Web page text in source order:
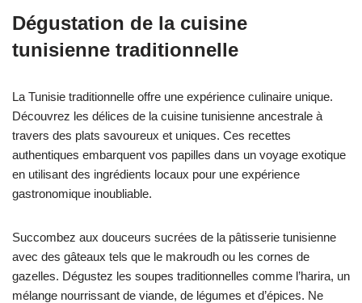
Dégustation de la cuisine
tunisienne traditionnelle
La Tunisie traditionnelle offre une expérience culinaire unique.
Découvrez les délices de la cuisine tunisienne ancestrale à
travers des plats savoureux et uniques. Ces recettes
authentiques embarquent vos papilles dans un voyage exotique
en utilisant des ingrédients locaux pour une expérience
gastronomique inoubliable.
Succombez aux douceurs sucrées de la pâtisserie tunisienne
avec des gâteaux tels que le makroudh ou les cornes de
gazelles. Dégustez les soupes traditionnelles comme l’harira, un
mélange nourrissant de viande, de légumes et d’épices. Ne